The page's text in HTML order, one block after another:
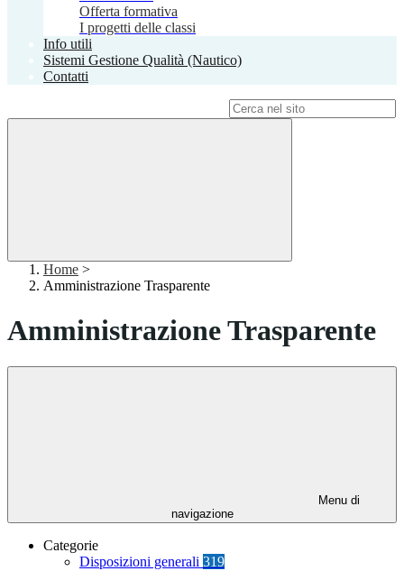
Offerta formativa
I progetti delle classi
Info utili
Sistemi Gestione Qualità (Nautico)
Contatti
Home >
Amministrazione Trasparente
Amministrazione Trasparente
Menu di
navigazione
Categorie
Disposizioni generali 319